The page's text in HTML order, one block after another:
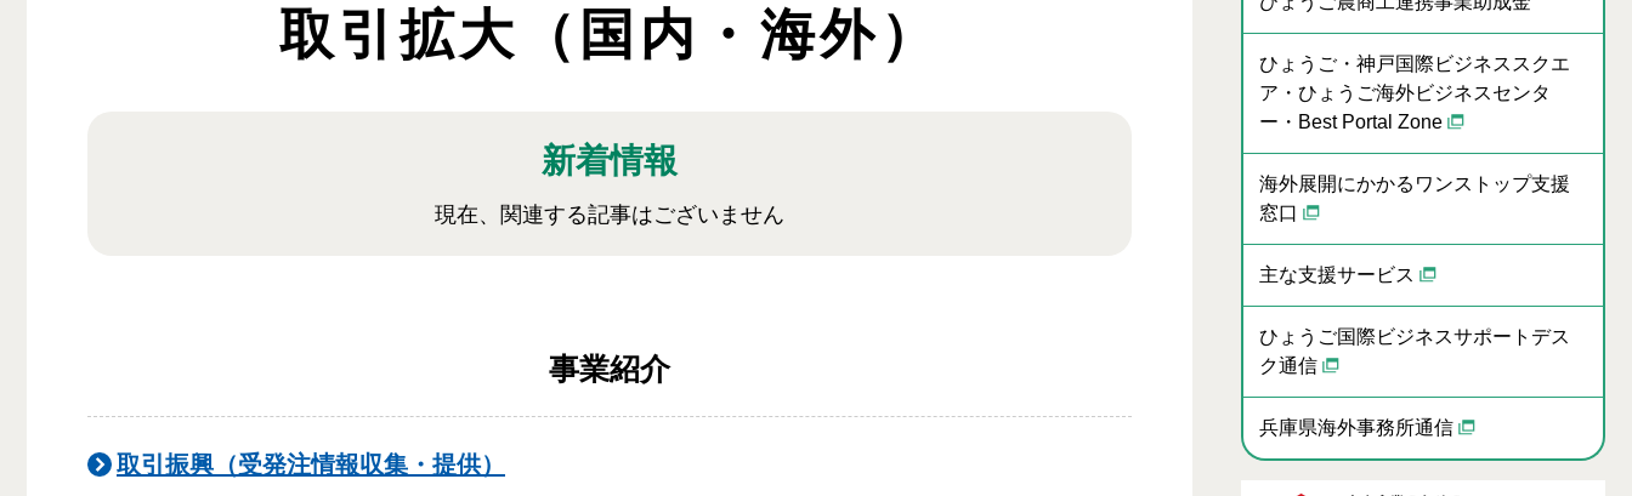
取引拡大（国内・海外）
新着情報
現在、関連する記事はございません
事業紹介
取引振興（受発注情報収集・提供）
ひょうご・神戸国際ビジネススクエ
ア・ひょうご海外ビジネスセンタ
ー・Best Portal Zone
海外展開にかかるワンストップ支援
窓口
主な支援サービス
ひょうご国際ビジネスサポートデス
ク通信
兵庫県海外事務所通信